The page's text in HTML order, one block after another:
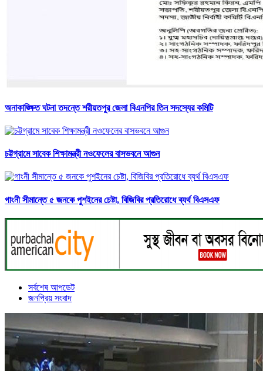
অনাকাঙ্ক্ষিত ঘটনা তদন্তে শরীয়তপুর জেলা বিএনপির তিন সদস্যের কমিটি
চট্টগ্রামে সাবেক শিক্ষামন্ত্রী নওফেলের বাসভবনে আগুন
গাংনী সীমান্তে ৫ জনকে পুশইনের চেষ্টা, বিজিবির প্রতিরোধে ব্যর্থ বিএসএফ
সর্বশেষ আপডেট
জনপ্রিয় সংবাদ